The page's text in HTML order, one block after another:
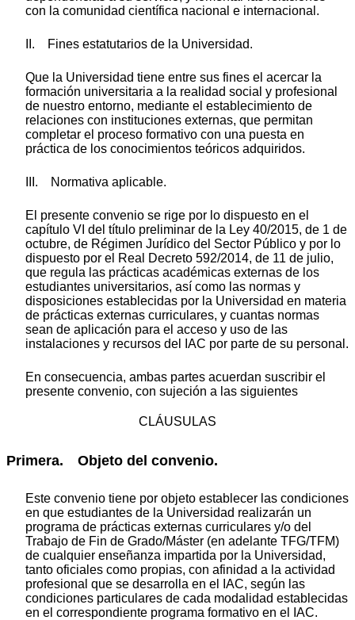
con la comunidad científica nacional e internacional.
II. Fines estatutarios de la Universidad.
Que la Universidad tiene entre sus fines el acercar la
formación universitaria a la realidad social y profesional
de nuestro entorno, mediante el establecimiento de
relaciones con instituciones externas, que permitan
completar el proceso formativo con una puesta en
práctica de los conocimientos teóricos adquiridos.
III. Normativa aplicable.
El presente convenio se rige por lo dispuesto en el
capítulo VI del título preliminar de la Ley 40/2015, de 1 de
octubre, de Régimen Jurídico del Sector Público y por lo
dispuesto por el Real Decreto 592/2014, de 11 de julio,
que regula las prácticas académicas externas de los
estudiantes universitarios, así como las normas y
disposiciones establecidas por la Universidad en materia
de prácticas externas curriculares, y cuantas normas
sean de aplicación para el acceso y uso de las
instalaciones y recursos del IAC por parte de su personal.
En consecuencia, ambas partes acuerdan suscribir el
presente convenio, con sujeción a las siguientes
CLÁUSULAS
Primera. Objeto del convenio.
Este convenio tiene por objeto establecer las condiciones
en que estudiantes de la Universidad realizarán un
programa de prácticas externas curriculares y/o del
Trabajo de Fin de Grado/Máster (en adelante TFG/TFM)
de cualquier enseñanza impartida por la Universidad,
tanto oficiales como propias, con afinidad a la actividad
profesional que se desarrolla en el IAC, según las
condiciones particulares de cada modalidad establecidas
en el correspondiente programa formativo en el IAC.